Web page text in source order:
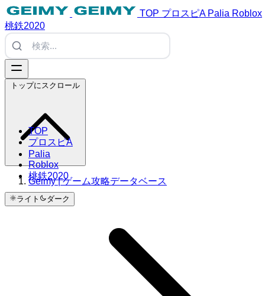
TOP プロスピA Palia Roblox
桃鉄2020
TOP
プロスピA
Palia
Roblox
桃鉄2020
ライト ダーク
トップにスクロール
Geimy | ゲーム攻略データベース